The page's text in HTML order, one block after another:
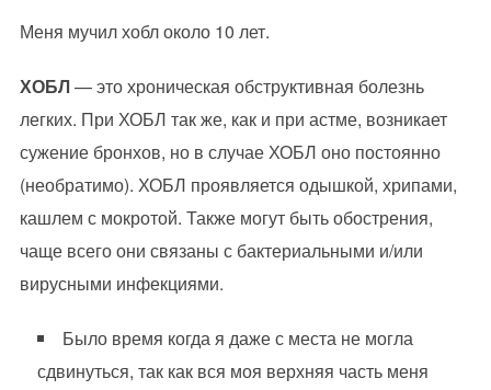
Меня мучил хобл около 10 лет.
ХОБЛ— это хроническая обструктивная болезнь
легких. При ХОБЛ так же, как и при астме, возникает
сужение бронхов, но в случае ХОБЛ оно постоянно
(необратимо). ХОБЛ проявляется одышкой, хрипами,
кашлем с мокротой. Также могут быть обострения,
чаще всего они связаны с бактериальными и/или
вирусными инфекциями.
Было время когда я даже с места не могла
сдвинуться, так как вся моя верхняя часть меня